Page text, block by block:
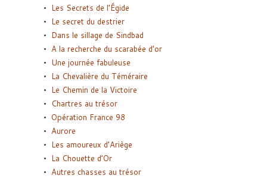
Les Secrets de l’Égide
Le secret du destrier
Dans le sillage de Sindbad
A la recherche du scarabée d’or
Une journée fabuleuse
La Chevalière du Téméraire
Le Chemin de la Victoire
Chartres au trésor
Opération France 98
Aurore
Les amoureux d’Ariège
La Chouette d’Or
Autres chasses au trésor